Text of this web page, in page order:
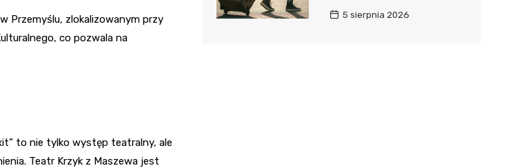
Przemyślu, zlokalizowanym przy
co pozwala na
to nie tylko występ teatralny, ale
Teatr Krzyk z Maszewa jest
5 sierpnia 2026